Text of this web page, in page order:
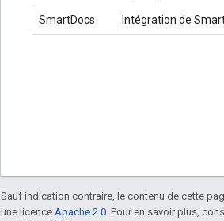
SmartDocs Intégration de
Sauf indication contraire, le contenu de cette
une licence Apache 2.0. Pour en savoir plus,